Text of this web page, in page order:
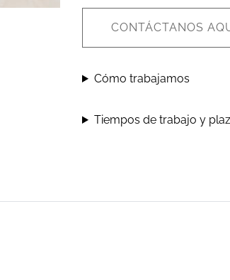
CONTÁCTANOS
Cómo trabajamos
Tiempos de trabajo y